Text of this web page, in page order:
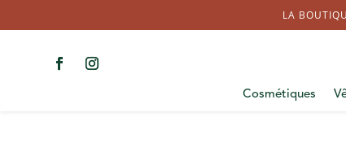
LA
Cosmétiques